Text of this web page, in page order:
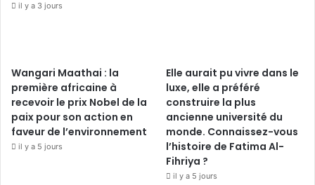
il y a 3 jours
Wangari Maathai : la
première africaine à
recevoir le prix Nobel de la
paix pour son action en
faveur de l’environnement
il y a 5 jours
Elle aurait pu vivre dans le
luxe, elle a préféré
construire la plus
ancienne université du
monde. Connaissez-vous
l’histoire de Fatima Al-
Fihriya ?
il y a 5 jours